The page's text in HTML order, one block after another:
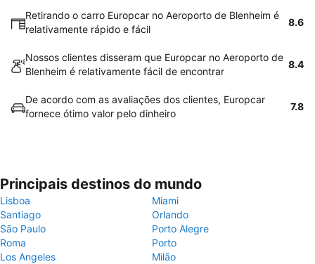
Retirando o carro Europcar no Aeroporto de Blenheim é
relativamente rápido e fácil
8.6
Nossos clientes disseram que Europcar no Aeroporto de
Blenheim é relativamente fácil de encontrar
8.4
De acordo com as avaliações dos clientes, Europcar
fornece ótimo valor pelo dinheiro
7.8
Principais destinos do mundo
Lisboa
Miami
Santiago
Orlando
São Paulo
Porto Alegre
Roma
Porto
Los Angeles
Milão